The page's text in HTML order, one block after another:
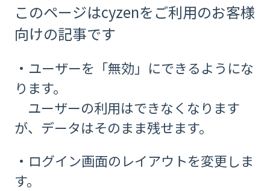
このページはcyzenをご利用のお客様
向けの記事です
・ユーザーを「無効」にできるようにな
ります。
ユーザーの利用はできなくなります
が、データはそのまま残せます。
・ログイン画面のレイアウトを変更しま
す。